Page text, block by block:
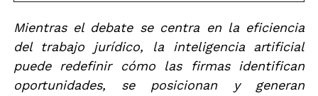
Mientras el debate se centra en la eficiencia
del trabajo jurídico, la inteligencia artificial
puede redefinir cómo las firmas identifican
oportunidades, se posicionan y generan